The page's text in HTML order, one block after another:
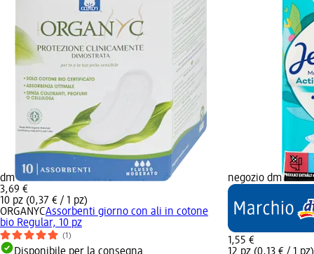
dm
3,69 €
10 pz (0,37 € / 1 pz)
ORGANYCAssorbenti giorno con ali in cotone
bio Regular, 10 pz
(1)
negozio dm
1,55 €